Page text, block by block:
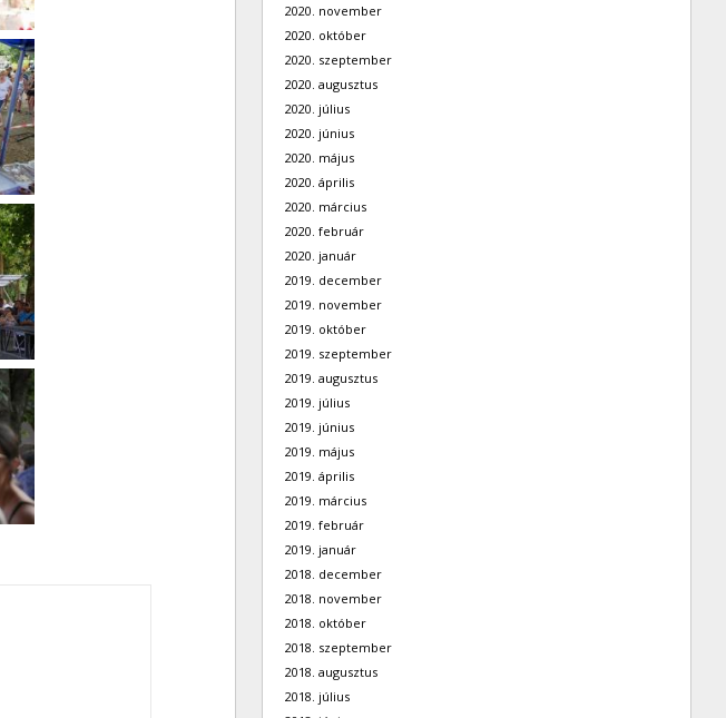
2020. november
2020. október
2020. szeptember
2020. augusztus
2020. július
2020. június
2020. május
2020. április
2020. március
2020. február
2020. január
2019. december
2019. november
2019. október
2019. szeptember
2019. augusztus
2019. július
2019. június
2019. május
2019. április
2019. március
2019. február
2019. január
2018. december
2018. november
2018. október
2018. szeptember
2018. augusztus
2018. július